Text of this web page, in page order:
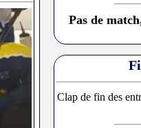
Pas de
Clap de fin des